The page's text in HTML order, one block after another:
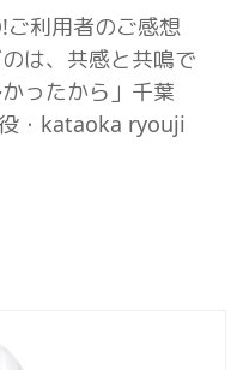
ご利用者のご感想
のは、共感と共鳴で
ったから」千葉
・kataoka ryouji